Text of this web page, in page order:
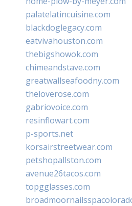
palatelatincuisine.com
blackdoglegacy.com
eatvivahouston.com
thebigshowok.com
chimeandstave.com
greatwallseafoodny.com
theloverose.com
gabriovoice.com
resinflowart.com
p-sports.net
korsairstreetwear.com
petshopallston.com
avenue26tacos.com
topgglasses.com